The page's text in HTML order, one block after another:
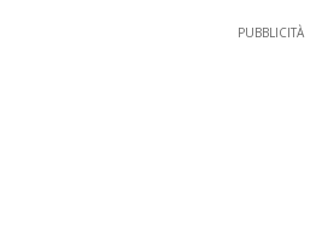
PUBBLICITÀ